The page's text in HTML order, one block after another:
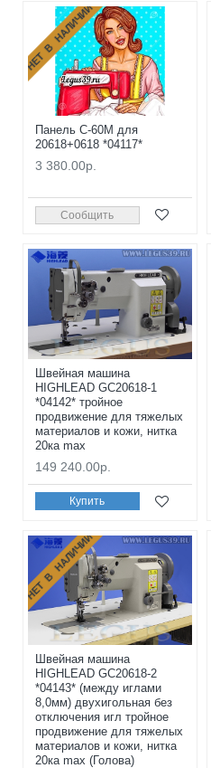
НЕТ В НАЛИЧИИ
Панель С-60M для
20618+0618 *04117*
3 380.00р.
Сообщить
Швейная машина
HIGHLEAD GC20618-1
*04142* тройное
продвижение для тяжелых
материалов и кожи, нитка
20ка max
149 240.00р.
Купить
НЕТ В НАЛИЧИИ
Швейная машина
HIGHLEAD GC20618-2
*04143* (между иглами
8,0мм) двухигольная без
отключения игл тройное
продвижение для тяжелых
материалов и кожи, нитка
20ка max (Голова)